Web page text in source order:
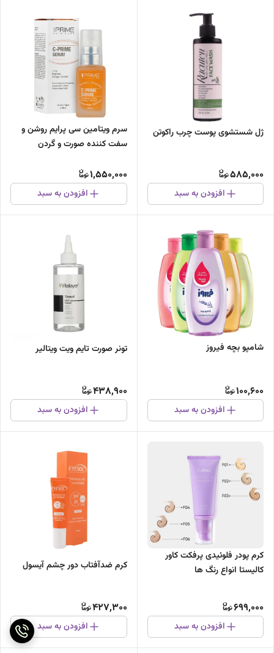
ژل شستشوی پوست چرب راکوتن
585,000
افزودن به سبد
سرم ویتامین سی پرایم روشن و
سفت کننده صورت و گردن
1,550,000
افزودن به سبد
شامپو بچه فیروز
100,600
افزودن به سبد
تونر صورت تایم ویت ویتالیر
438,900
افزودن به سبد
کرم پودر فلوئیدی پرفکت کاور
کالیستا انواع رنگ ها
699,000
افزودن به سبد
کرم ضدآفتاب دور چشم آیسول
427,300
افزودن به سبد